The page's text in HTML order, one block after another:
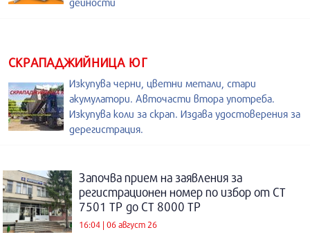
СКРАПАДЖИЙНИЦА ЮГ
Изкупува черни, цветни метали, стари
акумулатори. Авточасти втора употреба.
Изкупува коли за скрап. Издава удостоверения за
дерегистрация.
Започва прием на заявления за
регистрационен номер по избор от СТ
7501 ТР до СТ 8000 ТР
16:04 | 06 август 26